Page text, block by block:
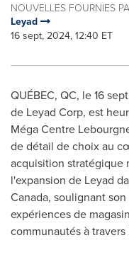
NOUVELLES FOURNIES
Leyad
16 sept, 2024, 12:40 ET
QUÉBEC, QC, le16
de Leyad Corp, est
Méga Centre
de détail de choix au
acquisition stratégique
l'expansion de Leyad
Canada, soulignant
expériences de
communautés à travers